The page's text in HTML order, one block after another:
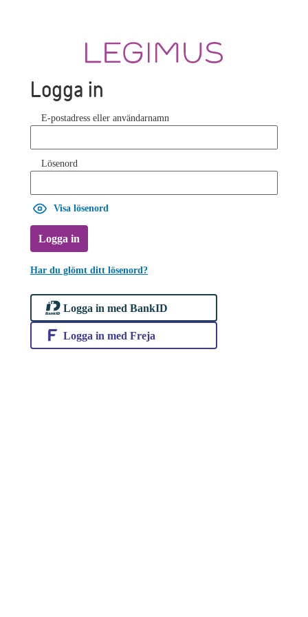
Logga in
E-postadress eller användarnamn
Lösenord
Visa lösenord
Logga in
Har du glömt ditt lösenord?
Logga in med BankID
Logga in med Freja